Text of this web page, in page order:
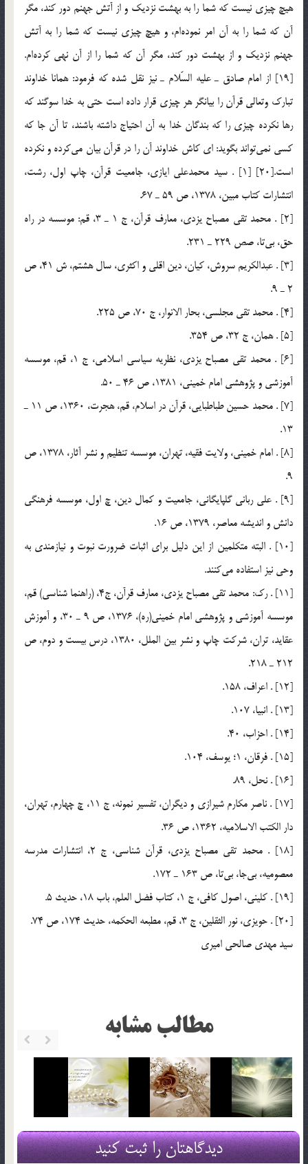
هيچ چيزي نيست كه شما را به بهشت نزديك و از آتش جهنم دور كند، مگر
آن كه شما را به آن امر نموده‌ام، و هيچ چيزي نيست كه شما را به آتش
جهنم نزديك و از بهشت دور كند، مگر آن كه شما را از آن نهي كرده‌ام.
[19] از امام صادق ـ عليه السّلام ـ نيز نقل شده كه فرمود: همانا خداوند
تبارك وتعالي قرآن را بيانگر هر چيزي قرار داده است حتي به خدا سوگند كه
رها نكرده چيزي را كه بندگان خدا به آن احتياج داشته باشند، تا آن جا كه
كسي نمي‌تواند بگويد: اي كاش خداوند آن را در قرآن بيان مي‌كرده و نكرده
است.[20] [1] . سيد محمدعلي ايازي، جامعيت قرآن، چاپ اول، رشت،
انتشارات كتاب مبين، 1378، ص 59 ـ 67.
[2] . محمد تقي مصباح يزدي، معارف قرآن، ج 1 ـ 3، قم: موسسه در راه
حق، بي‌تا، صص 229 ـ 231.
[3] . عبدالكريم سروش، كيان، دين اقلي و اكثري، سال هشتم، ش 41، ص
2 ـ 9.
[4] . محمد تقي مجلسي، بحار الانوار، ج 70، ص 225.
[5] . همان، ج 32، ص 354.
[6] . محمد تقي مصباح يزدي، نظريه سياسي اسلامي، ج 1، قم، موسسه
آموزشي و پژوهشي امام خميني، 1381، ص 46 ـ 50.
[7] . محمد حسين طباطبايي، قرآن در اسلام، قم، هجرت، 1360، ص 11 ـ
13.
[8] . امام خميني، ولايت فقيه، تهران، موسسه تنظيم و نشر آثار، 1378، ص
9.
[9] . علي رباني گلپايگاني، جامعيت و كمال دين، چ اول، موسسه فرهنگي
دانش و انديشه معاصر، 1379، ص 16.
[10] . البته متكلمين از اين دليل براي اثبات ضرورت نبوت و نيازمندي به
وحي نيز استفاده مي‌كنند.
[11] . رك: محمد تقي مصباح يزدي، معارف قرآن، ج4، (راهنما شناسي) قم،
موسسه آموزشي و پژوهشي امام خميني(ره)، 1376، ص 9 ـ 30، و آموزش
عقايد، تران، شركت چاپ و نشر بين الملل، 1380، درس بيست و دوم، ص
212 ـ 218.
[12] . اعراف، 158.
[13] . انبيا، 107.
[14] . احزاب، 40.
[15] . فرقان، 1؛ يوسف، 104.
[16] . نحل، 89.
[17] . ناصر مكارم شيرازي و ديگران، تفسير نمونه، ج 11، چ چهارم، تهران،
دار الكتب الاسلاميه، 1362، ص 36.
[18] . محمد تقي مصباح يزدي، قرآن شناسي، ج 2، انتشارات مدرسه
معصوميه، بي‌جا، بي‌تا، ص 163 ـ 172.
[19] . كليني، اصول كافي، ج 1، كتاب فضل العلم، باب 18، حديث 5.
[20] . حويزي، نور الثقلين، ج 3، قم، مطبعه الحكمه، حديث 174، ص 74.
سيد مهدي صالحي اميري
مطالب مشابه
دیدگاهتان را ثبت کنید